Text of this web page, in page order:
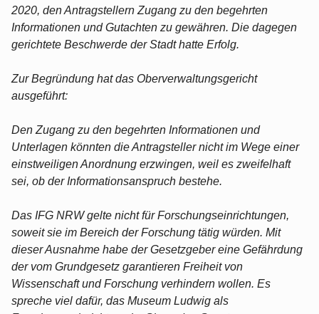
2020, den Antragstellern Zugang zu den begehrten
Informationen und Gutachten zu gewähren. Die dagegen
gerichtete Beschwerde der Stadt hatte Erfolg.
Zur Begründung hat das Oberverwaltungsgericht
ausgeführt:
Den Zugang zu den begehrten Informationen und
Unterlagen könnten die Antragsteller nicht im Wege einer
einstweiligen Anordnung erzwingen, weil es zweifelhaft
sei, ob der Informationsanspruch bestehe.
Das IFG NRW gelte nicht für Forschungseinrichtungen,
soweit sie im Bereich der Forschung tätig würden. Mit
dieser Ausnahme habe der Gesetzgeber eine Gefährdung
der vom Grundgesetz garantieren Freiheit von
Wissenschaft und Forschung verhindern wollen. Es
spreche viel dafür, das Museum Ludwig als